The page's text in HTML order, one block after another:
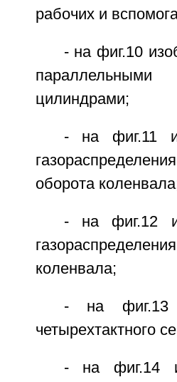
рабочих и
- на фиг.10
цилиндрами;
- на фиг.11
оборота
- на фиг.12
коленвала;
- на фиг.13
четырехтактного
- на фиг.14